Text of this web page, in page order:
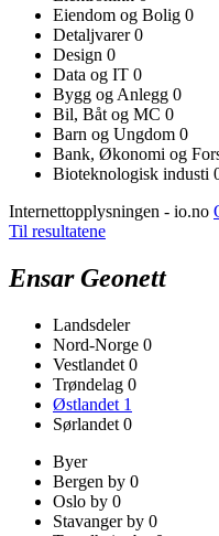
Eiendom og Bolig 0
Detaljvarer0
Design 0
Data og IT 0
Bygg og Anlegg 0
Bil, Båt og MC 0
Barn og Ungdom 0
Bank, Økonomi og
Bioteknologisk industi
Internettopplysningen - io.no
Til resultatene
Ensar Geonett
Landsdeler
Nord-Norge 0
Vestlandet 0
Trøndelag 0
Østlandet 1
Sørlandet 0
Byer
Bergen by 0
Oslo by 0
Stavanger by 0